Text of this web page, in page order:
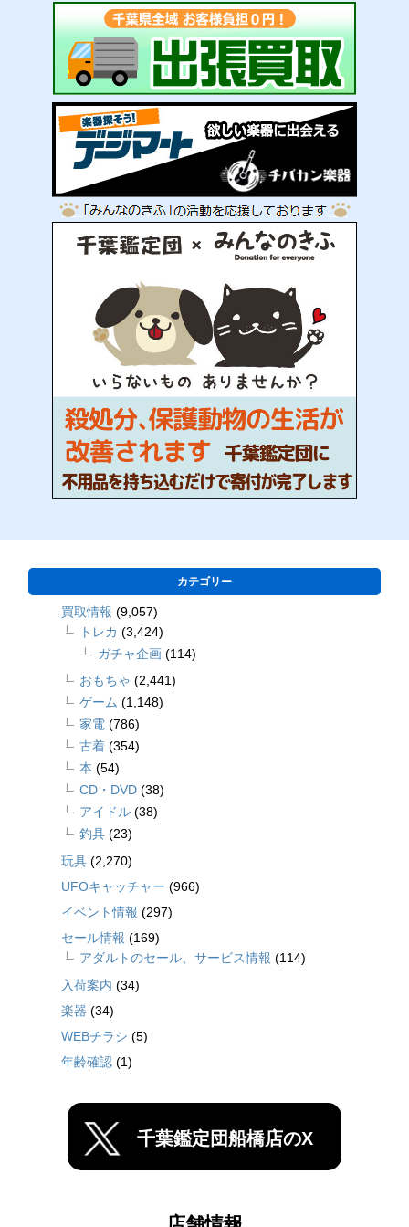
カテゴリー
買取情報 (9,057)
トレカ (3,424)
ガチャ企画 (114)
おもちゃ (2,441)
ゲーム (1,148)
家電 (786)
古着 (354)
本 (54)
CD・DVD (38)
アイドル (38)
釣具 (23)
玩具 (2,270)
UFOキャッチャー (966)
イベント情報 (297)
セール情報 (169)
アダルトのセール、サービス情報 (114)
入荷案内 (34)
楽器 (34)
WEBチラシ (5)
年齢確認 (1)
千葉鑑定団船橋店のX